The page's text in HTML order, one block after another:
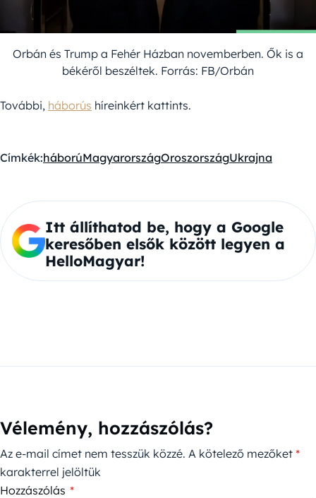
Orbán és Trump a Fehér Házban novemberben. Ők is a
békéről beszéltek. Forrás: FB/Orbán
További, háborús híreinkért kattints.
Címkék:háborúMagyarországOroszországUkrajna
Itt állíthatod be, hogy a Google
keresőben elsők között legyen a
HelloMagyar!
Vélemény, hozzászólás?
Az e-mail címet nem tesszük közzé. A kötelező mezőket *
karakterrel jelöltük
Hozzászólás *